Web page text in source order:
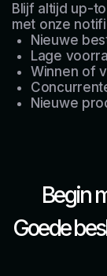
Blijf altijd up-
met onze
Nieuwe
Lage
Winnen of
Nieuwe
Begin
Goede